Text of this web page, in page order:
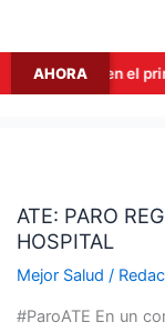
AHORA
en el
ATE: PARO
HOSPITAL
Mejor Salud /
#ParoATE En un
REGIONAL
DE
SALUD.
EN